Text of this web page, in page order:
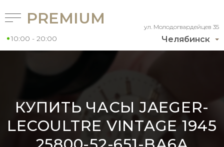
Челябинск
ул. Молодогвардейцев 35
PREMIUM
10:00 - 20:00
КУПИТЬ ЧАСЫ JAEGER-
LECOULTRE VINTAGE 1945